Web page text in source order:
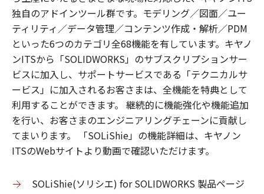
独自のアドインツール群です。モデリング／図面／ユー
ティリティ／データ管理／コンテンツ作成・解析／PDM
といった6つのカテゴリ全68機能を有しています。キヤノ
ンITSから「SOLIDWORKS」のサブスクリプションサー
ビスに加入し、サポートサービスである「テクニカルサ
ービス」に加入されるお客さまは、全機能を特典として
利用することができます。 継続的に機能強化や機能追加
を行い、お客さまのエンジニアリングチェーンに貢献し
てまいります。 「SOLiShie」の機能詳細は、キヤノン
ITSのWebサイトより動画で確認いただけます。
SOLiShie(ソリシエ) for SOLIDWORKS 製品ページ